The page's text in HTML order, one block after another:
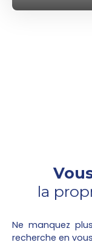
la
Ne manquez
recherche en